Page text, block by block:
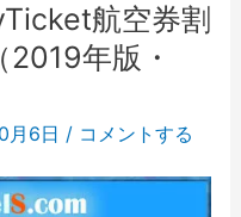
航空券割
年版・
月6日 / コメントする